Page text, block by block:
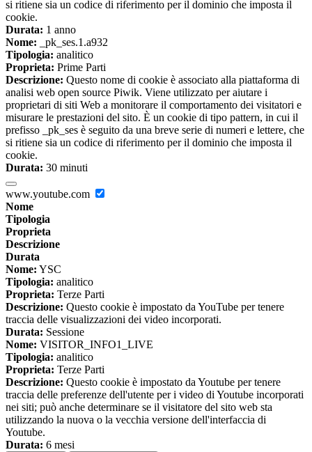
si ritiene sia un codice di riferimento per il dominio che imposta il
cookie.
Durata: 1 anno
Nome: _pk_ses.1.a932
Tipologia: analitico
Proprieta: Prime Parti
Descrizione: Questo nome di cookie è associato alla piattaforma di
analisi web open source Piwik. Viene utilizzato per aiutare i
proprietari di siti Web a monitorare il comportamento dei visitatori e
misurare le prestazioni del sito. È un cookie di tipo pattern, in cui il
prefisso _pk_ses è seguito da una breve serie di numeri e lettere, che
si ritiene sia un codice di riferimento per il dominio che imposta il
cookie.
Durata: 30 minuti
www.youtube.com
Nome
Tipologia
Proprieta
Descrizione
Durata
Nome: YSC
Tipologia: analitico
Proprieta: Terze Parti
Descrizione: Questo cookie è impostato da YouTube per tenere
traccia delle visualizzazioni dei video incorporati.
Durata: Sessione
Nome: VISITOR_INFO1_LIVE
Tipologia: analitico
Proprieta: Terze Parti
Descrizione: Questo cookie è impostato da Youtube per tenere
traccia delle preferenze dell'utente per i video di Youtube incorporati
nei siti; può anche determinare se il visitatore del sito web sta
utilizzando la nuova o la vecchia versione dell'interfaccia di
Youtube.
Durata: 6 mesi